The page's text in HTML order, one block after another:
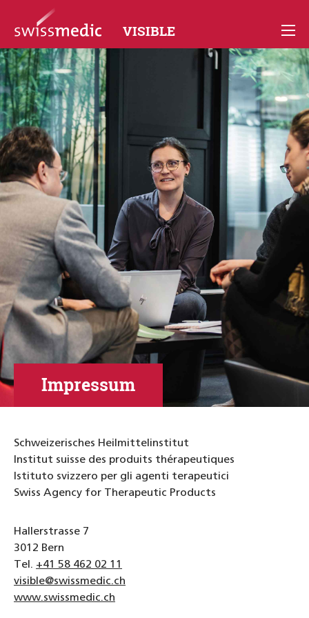
VISIBLE
Impressum
Schweizerisches Heilmittelinstitut
Institut suisse des produits thérapeutiques
Istituto svizzero per gli agenti terapeutici
Swiss Agency for Therapeutic Products
Hallerstrasse 7
3012 Bern
Tel. +41 58 462 02 11
visible@swissmedic.ch
www.swissmedic.ch